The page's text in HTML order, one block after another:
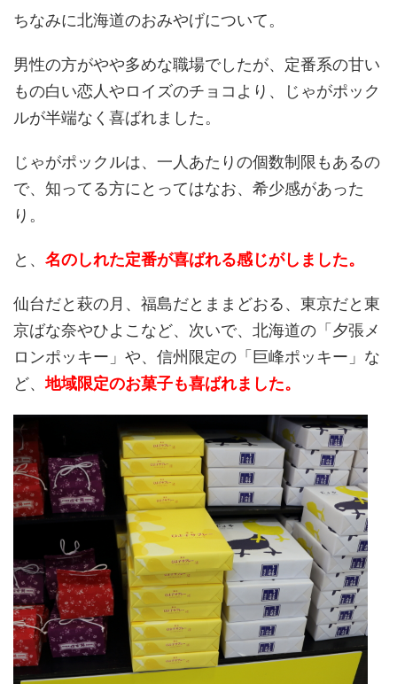
ちなみに北海道のおみやげについて。
男性の方がやや多めな職場でしたが、定番系の甘い
もの白い恋人やロイズのチョコより、じゃがポック
ルが半端なく喜ばれました。
じゃがポックルは、一人あたりの個数制限もあるの
で、知ってる方にとってはなお、希少感があった
り。
と、 名のしれた定番が喜ばれる感じがしました。
仙台だと萩の月、福島だとままどおる、東京だと東
京ばな奈やひよこなど、次いで、北海道の「夕張メ
ロンポッキー」や、信州限定の「巨峰ポッキー」な
ど、地域限定のお菓子も喜ばれました。